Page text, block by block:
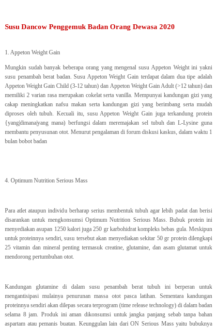
Susu Dancow Penggemuk Badan Orang Dewasa 2020
1. Appeton Weight Gain
Mungkin sudah banyak beberapa orang yang mengenal susu Appeton Weight ini yakni
susu penambah berat badan. Susu Appeton Weight Gain terdapat dalam dua tipe adalah
Appeton Weight Gain Child (3-12 tahun) dan Appeton Weight Gain Adult (>12 tahun) dan
memiliki 2 varian rasa merupakan cokelat serta vanilla. Mempunyai kandungan gizi yang
cakap meningkatkan nafsu makan serta kandungan gizi yang berimbang serta mudah
diproses oleh tubuh. Kecuali itu, susu Appeton Weight Gain juga terkandung protein
{yang|dimana|yang mana) berfungsi dalam meremajakan sel tubuh dan L-Lysine guna
membantu penyusunan otot. Menurut pengalaman di forum diskusi kaskus, dalam waktu 1
bulan bobot badan
4. Optimum Nutrition Serious Mass
Para atlet ataupun individu berharap serius membentuk tubuh agar lebih padat dan berisi
disarankan untuk mengkonsumsi Optimum Nutrition Serious Mass. Bubuk protein ini
menyediakan asupan 1250 kalori juga 250 gr karbohidrat kompleks bebas gula. Meskipun
untuk proteinnya sendiri, susu tersebut akan menyediakan sekitar 50 gr protein dilengkapi
25 vitamin dan mineral penting termasuk creatine, glutamine, dan asam glutamat untuk
mendorong pertumbuhan otot.
Kandungan glutamine di dalam susu penambah berat tubuh ini berperan untuk
mengantisipasi mulainya penurunan massa otot pasca latihan. Sementara kandungan
proteinnya sendiri akan dilepas secara terprogram (time release technology) di dalam badan
selama 8 jam. Produk ini aman dikonsumsi untuk jangka panjang sebab tanpa bahan
aspartam atau pemanis buatan. Keunggulan lain dari ON Serious Mass yaitu bubuknya